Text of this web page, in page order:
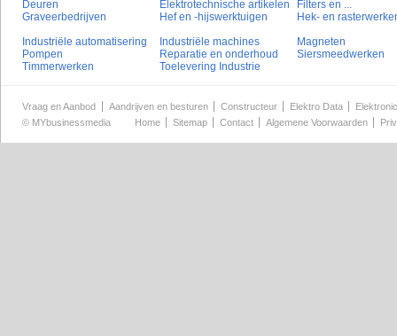
Deuren Elektrotechnische artikelen
Filters en ...
Graveerbedrijven
Hef en -hijswerktuigen
Hek- en
Industriële automatisering
Industriële machines
Magneten
Pompen
Reparatie en onderhoud
Siersmeedwerken
Timmerwerken
Toelevering Industrie
Vraag en Aanbod Aandrijven en besturen Constructeur Elektro Data
© MYbusinessmedia Home Sitemap Contact Algemene Voorwaarden